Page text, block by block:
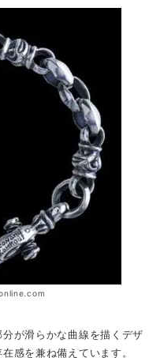
が滑らかな曲線を描くデザ
感を兼ね備えています。